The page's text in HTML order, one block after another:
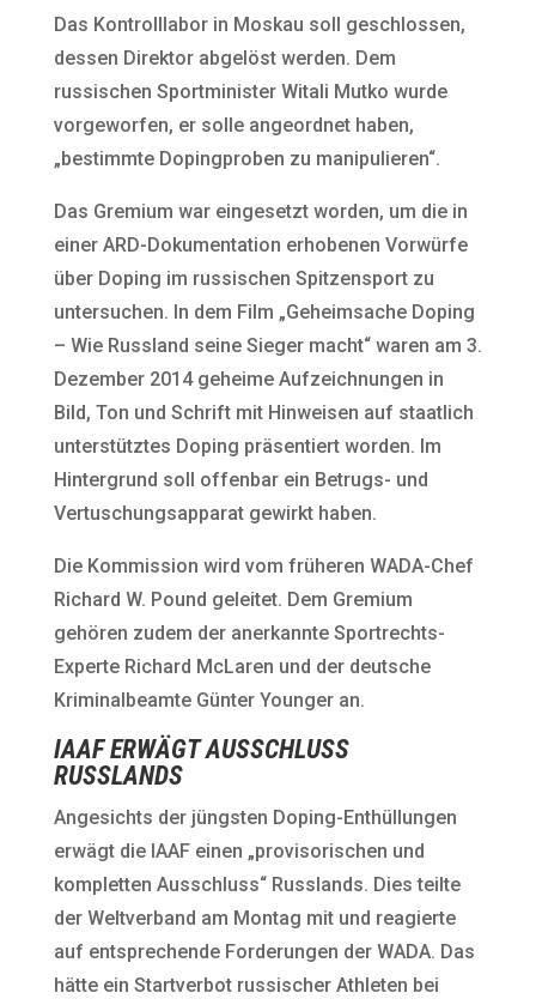
Das Kontrolllabor in Moskau soll geschlossen,
dessen Direktor abgelöst werden. Dem
russischen Sportminister Witali Mutko wurde
vorgeworfen, er solle angeordnet haben,
„bestimmte Dopingproben zu manipulieren“.
Das Gremium war eingesetzt worden, um die in
einer ARD-Dokumentation erhobenen Vorwürfe
über Doping im russischen Spitzensport zu
untersuchen. In dem Film „Geheimsache Doping
– Wie Russland seine Sieger macht“ waren am 3.
Dezember 2014 geheime Aufzeichnungen in
Bild, Ton und Schrift mit Hinweisen auf staatlich
unterstütztes Doping präsentiert worden. Im
Hintergrund soll offenbar ein Betrugs- und
Vertuschungsapparat gewirkt haben.
Die Kommission wird vom früheren WADA-Chef
Richard W. Pound geleitet. Dem Gremium
gehören zudem der anerkannte Sportrechts-
Experte Richard McLaren und der deutsche
Kriminalbeamte Günter Younger an.
IAAF ERWÄGT AUSSCHLUSS
RUSSLANDS
Angesichts der jüngsten Doping-Enthüllungen
erwägt die IAAF einen „provisorischen und
kompletten Ausschluss“ Russlands. Dies teilte
der Weltverband am Montag mit und reagierte
auf entsprechende Forderungen der WADA. Das
hätte ein Startverbot russischer Athleten bei